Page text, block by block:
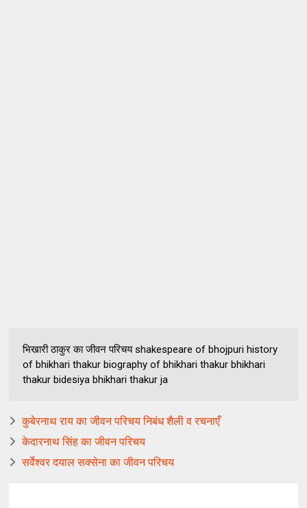
भिखारी ठाकुर का जीवन परिचय shakespeare of bhojpuri history
of bhikhari thakur biography of bhikhari thakur bhikhari
thakur bidesiya bhikhari thakur ja
कुबेरनाथ राय का जीवन परिचय निबंध शैली व रचनाएँ
केदारनाथ सिंह का जीवन परिचय
सर्वेश्वर दयाल सक्सेना का जीवन परिचय